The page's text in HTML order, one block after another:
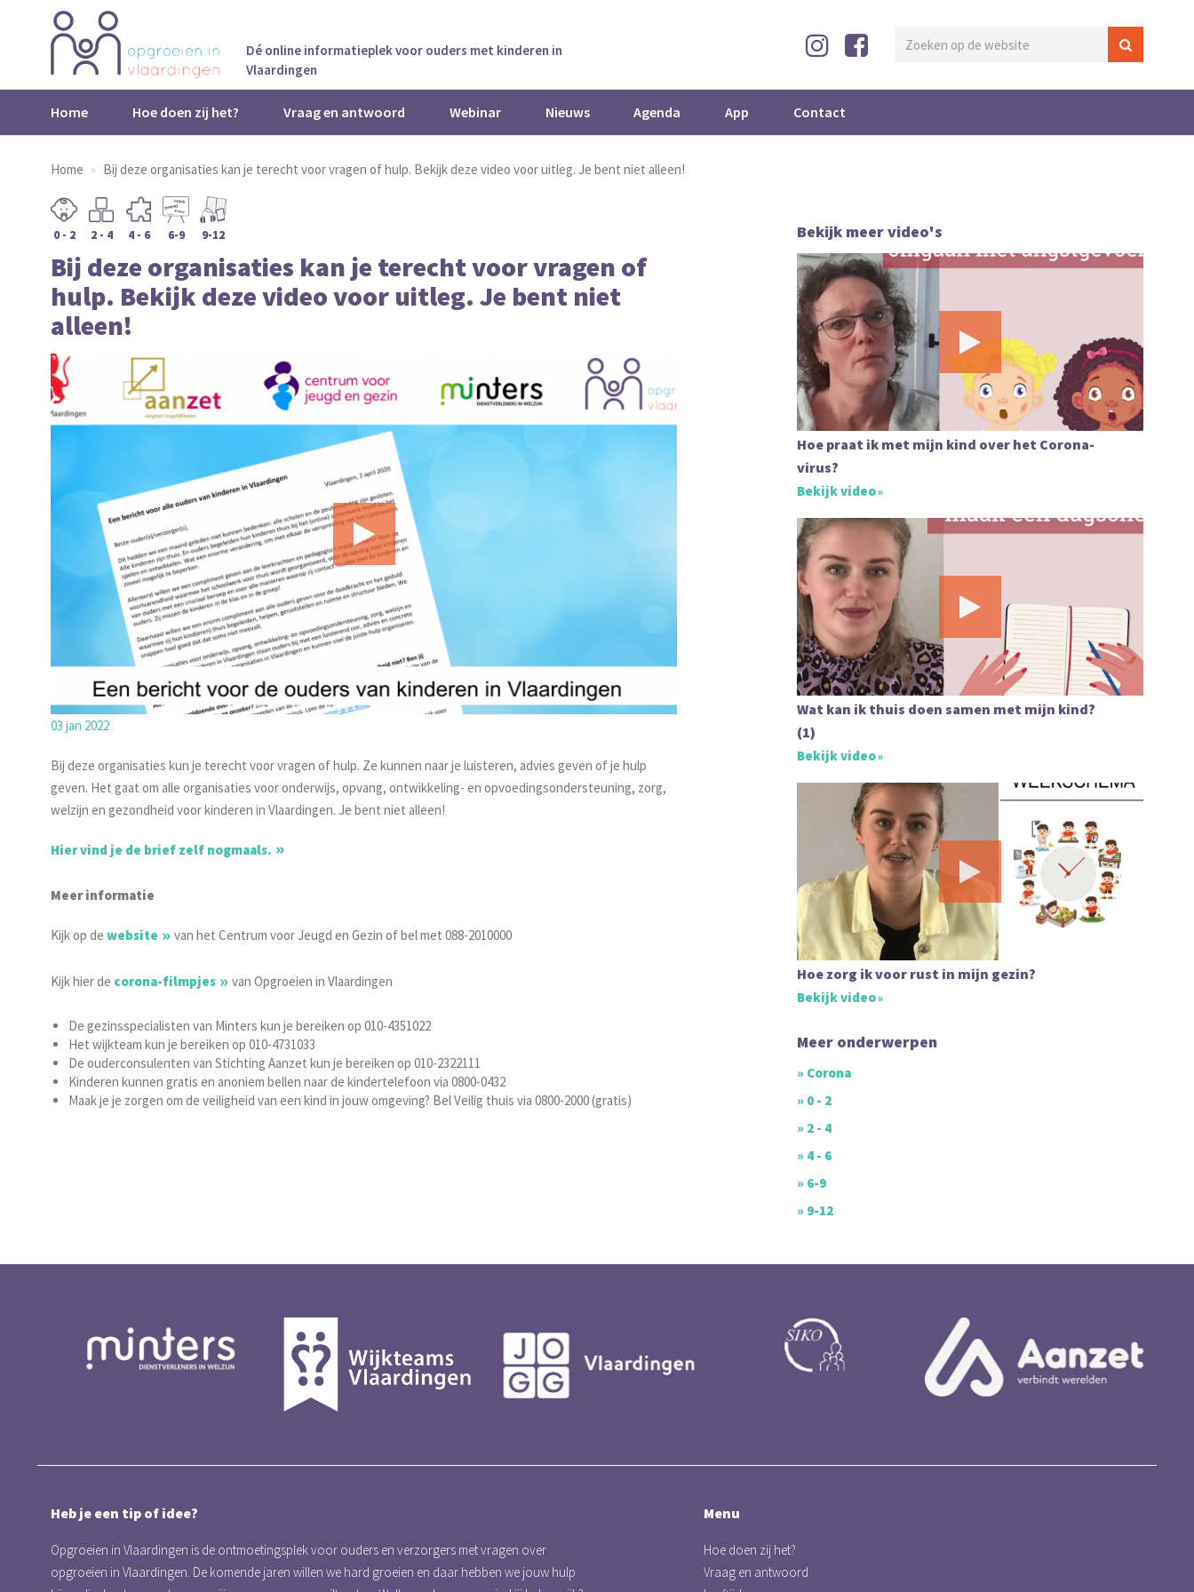
Dé online informatieplek voor ouders met kinderen in
Vlaardingen
Home Hoe doen zij het? Vraag en antwoord Webinar Nieuws Agenda App Contact
Home Bij deze organisaties kan je terecht voor vragen of hulp. Bekijk deze video voor uitleg. Je bent niet alleen!
0 - 2 2 - 4 4 - 6 6-9 9-12
Bij deze organisaties kan je terecht voor vragen of
hulp. Bekijk deze video voor uitleg. Je bent niet
alleen!
03 jan 2022
Bij deze organisaties kun je terecht voor vragen of hulp. Ze kunnen naar je luisteren, advies geven of je hulp
geven. Het gaat om alle organisaties voor onderwijs, opvang, ontwikkeling- en opvoedingsondersteuning, zorg,
welzijn en gezondheid voor kinderen in Vlaardingen. Je bent niet alleen!
Hier vind je de brief zelf nogmaals.
Meer informatie
Kijk op de website van het Centrum voor Jeugd en Gezin of bel met 088-2010000
Kijk hier de corona-filmpjes van Opgroeien in Vlaardingen
De gezinsspecialisten van Minters kun je bereiken op 010-4351022
Het wijkteam kun je bereiken op 010-4731033
De ouderconsulenten van Stichting Aanzet kun je bereiken op 010-2322111
Kinderen kunnen gratis en anoniem bellen naar de kindertelefoon via 0800-0432
Maak je je zorgen om de veiligheid van een kind in jouw omgeving? Bel Veilig thuis via 0800-2000 (gratis)
Bekijk meer video's
Hoe praat ik met mijn kind over het Corona-
virus?
Bekijk video
Wat kan ik thuis doen samen met mijn kind?
(1)
Bekijk video
Hoe zorg ik voor rust in mijn gezin?
Bekijk video
Meer onderwerpen
» Corona
» 0 - 2
» 2 - 4
» 4 - 6
» 6-9
» 9-12
Heb je een tip of idee?
Opgroeien in Vlaardingen is de ontmoetingsplek voor ouders en verzorgers met vragen over
opgroeien in Vlaardingen. De komende jaren willen we hard groeien en daar hebben we jouw hulp
Menu
Hoe doen zij het?
Vraag en antwoord